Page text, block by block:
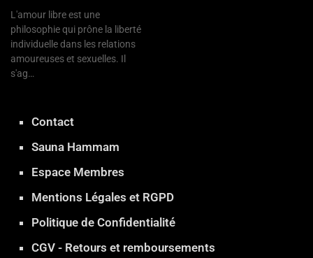
L'amour libre est une
philosophie qui prône la liberté
individuelle dans les relations
amoureuses et sexuelles. Il
s'ag…
Contact
Sauna Hammam
Espace Membres
Mentions Légales et RGPD
Politique de Confidentialité
CGV - Retours et remboursements